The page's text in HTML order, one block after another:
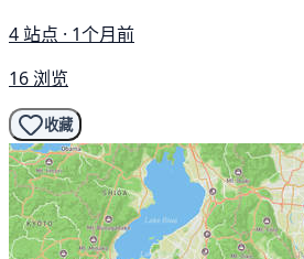
4 站点 · 1个月前
16 浏览
收藏